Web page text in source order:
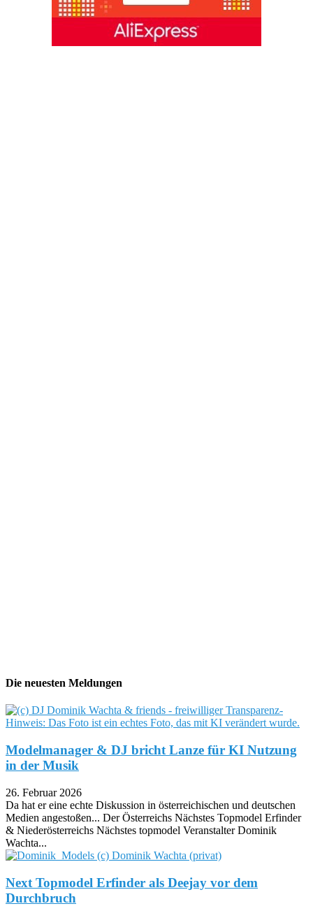
Die neuesten Meldungen
Modelmanager & DJ bricht Lanze für KI Nutzung
in der Musik
26. Februar 2026
Da hat er eine echte Diskussion in österreichischen und deutschen
Medien angestoßen... Der Österreichs Nächstes Topmodel Erfinder
& Niederösterreichs Nächstes topmodel Veranstalter Dominik
Wachta...
Next Topmodel Erfinder als Deejay vor dem
Durchbruch